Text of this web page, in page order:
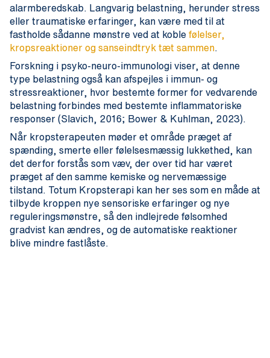
alarmberedskab. Langvarig belastning, herunder stress
eller traumatiske erfaringer, kan være med til at
fastholde sådanne mønstre ved at koble følelser,
kropsreaktioner og sanseindtryk tæt sammen
Forskning i psyko-neuro-immunologi viser, at denne
type belastning også kan afspejles i immun- og
stressreaktioner, hvor bestemte former for vedvarende
belastning forbindes med bestemte inflammatoriske
responser (Slavich, 2016; Bower & Kuhlman, 2023).
Når kropsterapeuten møder et område præget af
spænding, smerte eller følelsesmæssig lukkethed, kan
det derfor forstås som væv, der over tid har været
præget af den samme kemiske og nervemæssige
tilstand. Totum Kropsterapi kan her ses som en måde at
tilbyde kroppen nye sensoriske erfaringer og nye
reguleringsmønstre, så den indlejrede følsomhed
gradvist kan ændres, og de automatiske reaktioner
blive mindre fastlåste.